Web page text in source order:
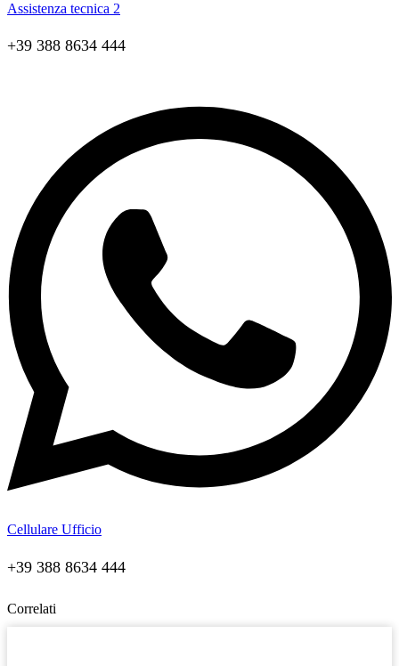
Assistenza tecnica 2
+39 388 8634 444
Cellulare Ufficio
+39 388 8634 444
Correlati